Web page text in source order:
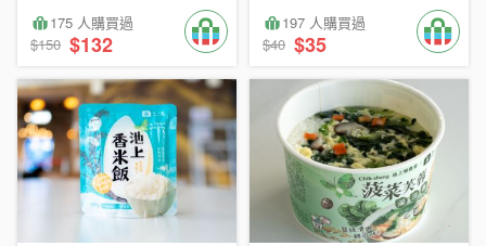
175 人購買過
$150 $132
197 人購買過
$40 $35